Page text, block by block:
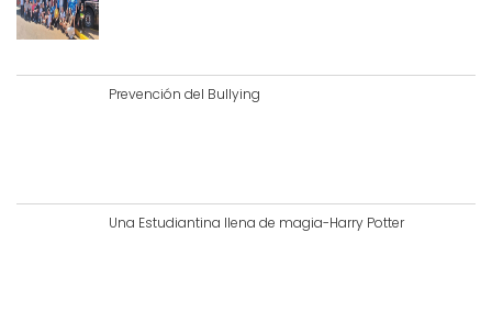
Prevención del Bullying
Una Estudiantina llena de magia-Harry Potter